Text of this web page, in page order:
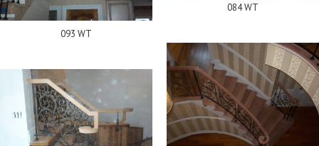
093 WT
084 WT